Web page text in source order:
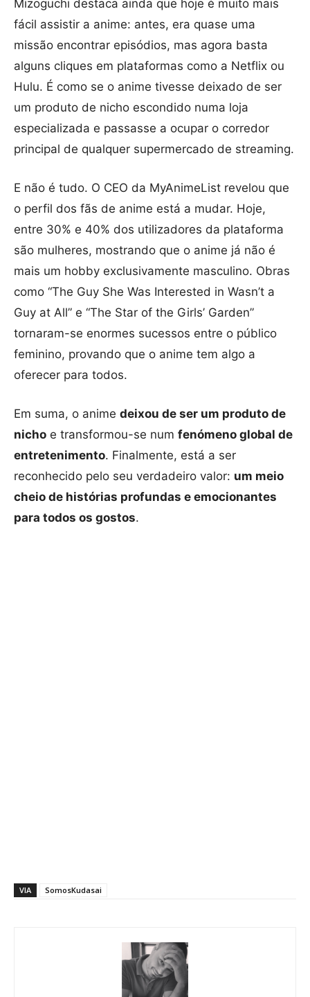
Mizoguchi destaca ainda que hoje é muito mais
fácil assistir a anime: antes, era quase uma
missão encontrar episódios, mas agora basta
alguns cliques em plataformas como a Netflix ou
Hulu. É como se o anime tivesse deixado de ser
um produto de nicho escondido numa loja
especializada e passasse a ocupar o corredor
principal de qualquer supermercado de streaming.
E não é tudo. O CEO da MyAnimeList revelou que
o perfil dos fãs de anime está a mudar. Hoje,
entre 30% e 40% dos utilizadores da plataforma
são mulheres, mostrando que o anime já não é
mais um hobby exclusivamente masculino. Obras
como “The Guy She Was Interested in Wasn’t a
Guy at All” e “The Star of the Girls’ Garden”
tornaram-se enormes sucessos entre o público
feminino, provando que o anime tem algo a
oferecer para todos.
Em suma, o anime deixou de ser um produto de
nicho e transformou-se num fenómeno global de
entretenimento. Finalmente, está a ser
reconhecido pelo seu verdadeiro valor: um meio
cheio de histórias profundas e emocionantes
para todos os gostos.
VIA SomosKudasai